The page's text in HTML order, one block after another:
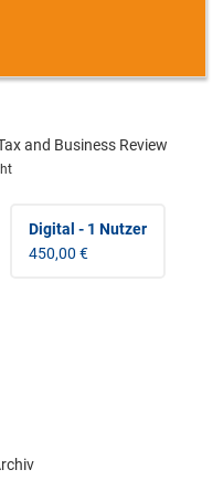
and Business Review
Digital - 1 Nutzer
450,00 €